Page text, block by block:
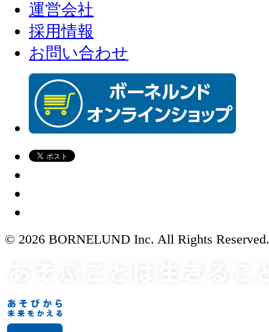
運営会社
採用情報
お問い合わせ
© 2026 BORNELUND Inc. All Rights Reserved.